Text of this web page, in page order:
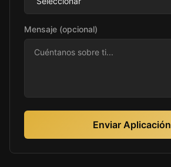
Mensaje (opcional)
Enviar Aplicación